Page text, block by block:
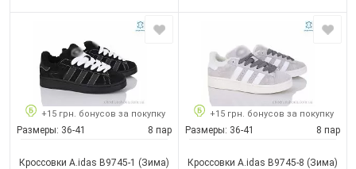
+15 грн. бонусов за покупку
Размеры: 36-41 8 пар
Кроссовки A.idas B9745-1 (Зима)
+15 грн. бонусов за покупку
Размеры: 36-41 8 пар
Кроссовки A.idas B9745-8 (Зима)